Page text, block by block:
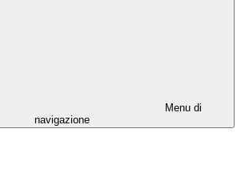
Menu di
navigazione